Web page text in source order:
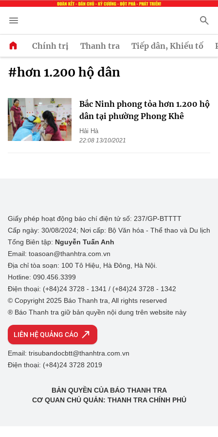
Chính trị Thanh tra Tiếp dân, Khiếu tố
#hơn 1.200 hộ dân
Bắc Ninh phong tỏa hơn 1.200 hộ
dân tại phường Phong Khê
Hải Hà
22:08 13/10/2021
Giấy phép hoạt động báo chí điện tử số: 237/GP-BTTTT
Cấp ngày: 30/08/2024; Nơi cấp: Bộ Văn hóa - Thể thao và Du lịch
Tổng Biên tập: Nguyễn Tuấn Anh
Email: toasoan@thanhtra.com.vn
Địa chỉ tòa soạn: 100 Tô Hiệu, Hà Đông, Hà Nội.
Hotline: 090.456.3399
Điện thoại: (+84)24 3728 - 1341 / (+84)24 3728 - 1342
© Copyright 2025 Báo Thanh tra, All rights reserved
® Báo Thanh tra giữ bản quyền nội dung trên website này
LIÊN HỆ QUẢNG CÁO
Email: trisubandocbtt@thanhtra.com.vn
Điện thoại: (+84)24 3728 2019
BẢN QUYỀN CỦA BÁO THANH TRA
CƠ QUAN CHỦ QUẢN: THANH TRA CHÍNH PHỦ